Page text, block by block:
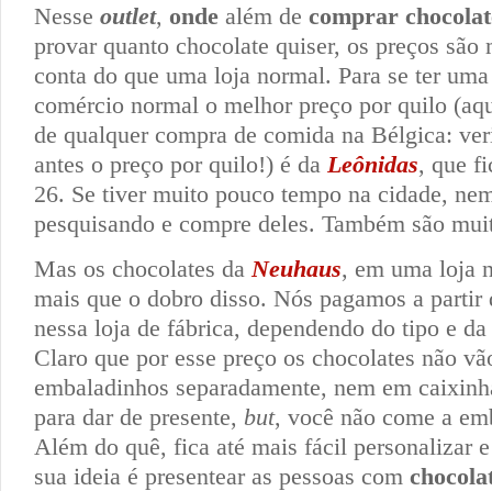
Nesse outlet, onde além de comprar
provar quanto chocolate quiser, os preços são
conta do que uma loja normal. Para se ter
comércio normal o melhor preço por quilo
de qualquer compra de comida na Bélgica:
antes o preço por quilo!) é da Leônidas, que
26. Se tiver muito pouco tempo na cidade,
pesquisando e compre deles. Também são
Mas os chocolates da Neuhaus, em uma loja
mais que o dobro disso. Nós pagamos a
nessa loja de fábrica, dependendo do tipo e
Claro que por esse preço os chocolates não
embaladinhos separadamente, nem em
para dar de presente, but, você não come a
Além do quê, fica até mais fácil personalizar
sua ideia é presentear as pessoas com